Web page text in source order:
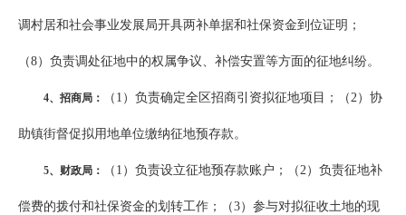
调村居和社会事业发展局开具两补单据和社保资金到位证明；
（8）负责调处征地中的权属争议、补偿安置等方面的征地纠纷。
4、招商局： （1）负责确定全区招商引资拟征地项目；（2）协
助镇街督促拟用地单位缴纳征地预存款。
5、财政局： （1）负责设立征地预存款账户；（2）负责征地补
偿费的拨付和社保资金的划转工作；（3）参与对拟征收土地的现